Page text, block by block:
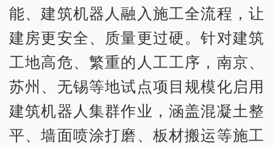
能、建筑机器人融入施工全流程，让
建房更安全、质量更过硬。针对建筑
工地高危、繁重的人工工序，南京、
苏州、无锡等地试点项目规模化启用
建筑机器人集群作业，涵盖混凝土整
平、墙面喷涂打磨、板材搬运等施工